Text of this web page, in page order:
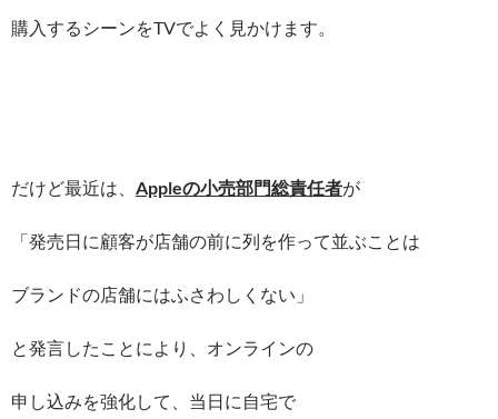
購入するシーンをTVでよく見かけます。
だけど最近は、 Appleの小売部門総責任者が
「発売日に顧客が店舗の前に列を作って並ぶことは
ブランドの店舗にはふさわしくない」
と発言したことにより、オンラインの
申し込みを強化して、当日に自宅で